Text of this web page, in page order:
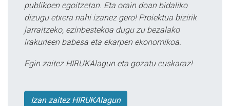
publikoen egoitzetan. Eta orain doan bidaliko
dizugu etxera nahi izanez gero! Proiektua bizirik
jarraitzeko, ezinbestekoa dugu zu bezalako
irakurleen babesa eta ekarpen ekonomikoa.
Egin zaitez HIRUKAlagun eta gozatu euskaraz!
Izan zaitez HIRUKAlagun